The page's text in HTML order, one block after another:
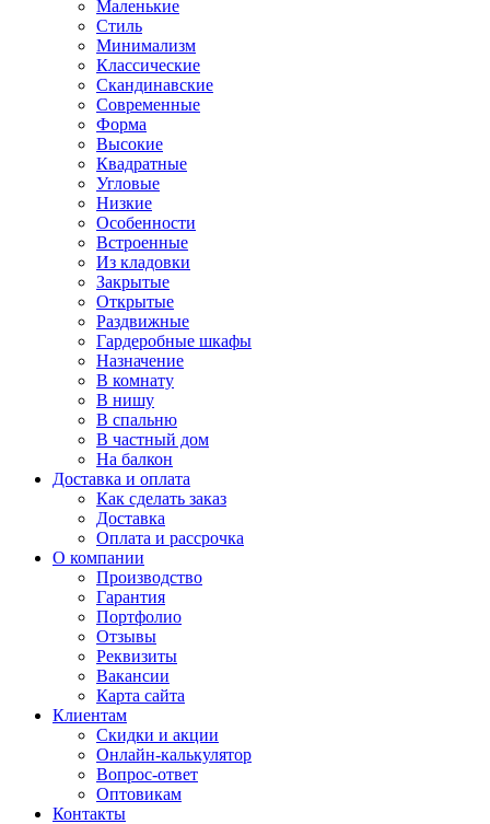
Маленькие
Стиль
Минимализм
Классические
Скандинавские
Современные
Форма
Высокие
Квадратные
Угловые
Низкие
Особенности
Встроенные
Из кладовки
Закрытые
Открытые
Раздвижные
Гардеробные шкафы
Назначение
В комнату
В нишу
В спальню
В частный дом
На балкон
Доставка и оплата
Как сделать заказ
Доставка
Оплата и рассрочка
О компании
Производство
Гарантия
Портфолио
Отзывы
Реквизиты
Вакансии
Карта сайта
Клиентам
Скидки и акции
Онлайн-калькулятор
Вопрос-ответ
Оптовикам
Контакты